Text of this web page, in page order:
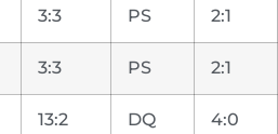
3:3 PS 2:1
3:3 PS 2:1
13:2 DQ 4:0